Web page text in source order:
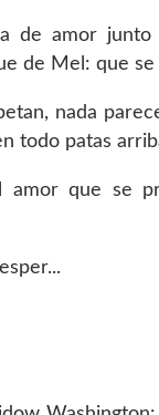
de amor junto
de Mel: que se
nada
todo patas
amor que se